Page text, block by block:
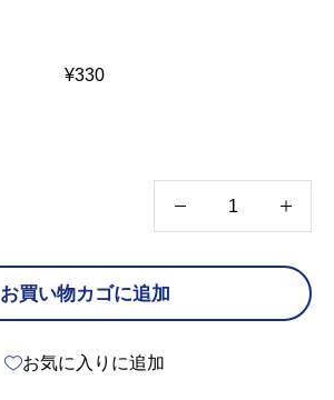
¥330
個
お買い物カゴに追加
お気に入りに追加